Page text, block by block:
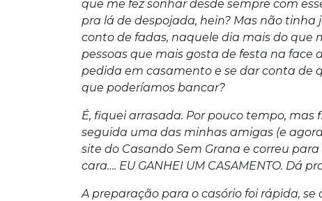
que me fez sonhar desde sempre com
pra lá de despojada, hein? Mas não tinha
conto de fadas, naquele dia mais do que
pessoas que mais gosta de festa na face
pedida em casamento e se dar conta de
que poderíamos bancar?
É, fiquei arrasada. Por pouco tempo,
seguida uma das minhas amigas (e
site do Casando Sem Grana e correu
cara…. EU GANHEI UM CASAMENTO. Dá
A preparação para o casório foi rápida,